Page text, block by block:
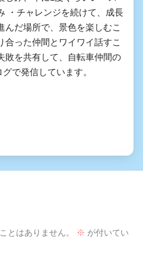
・チャレンジを続けて、成長
んだ場所で、景色を楽しむこ
合った仲間とワイワイ話すこ
敗を共有して、自転車仲間の
で発信しています。
とはありません。 ※ が付いてい